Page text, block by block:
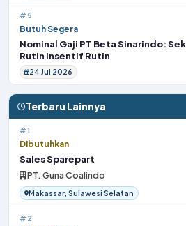
#5
Butuh Segera
Nominal Gaji PT Beta Sinarindo:
Rutin Insentif Rutin
24 Jul 2026
Terbaru Lainnya
#1
Dibutuhkan
Sales Sparepart
PT. Guna Coalindo
Makassar, Sulawesi Selatan
#2